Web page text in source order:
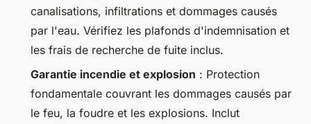
canalisations, infiltrations et dommages causés
par l'eau. Vérifiez les plafonds d'indemnisation et
les frais de recherche de fuite inclus.
Garantie incendie et explosion : Protection
fondamentale couvrant les dommages causés par
le feu, la foudre et les explosions. Inclut